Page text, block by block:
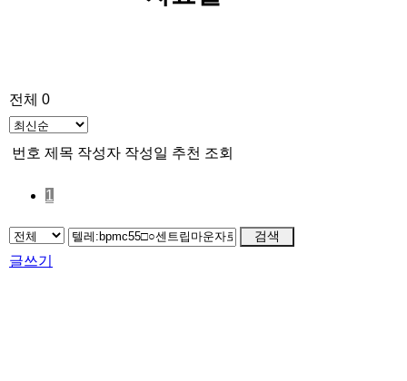
전체 0
번호 제목 작성자 작성일 추천 조회
1
검색
글쓰기